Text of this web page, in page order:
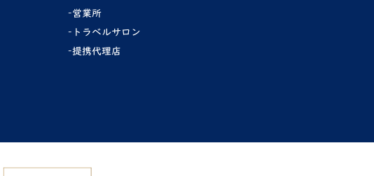
営業所
トラベルサロン
提携代理店